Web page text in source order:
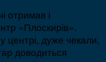
отримав і
«Плоскирів».
центрі, дуже чекали,
доводиться